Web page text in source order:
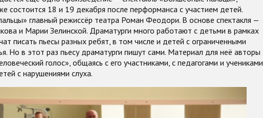
состоится 18 и 19 декабря после перформанса с участием детей.
главный режиссёр театра Роман Феодори. В основе спектакля —
и Марии Зелинской. Драматурги много работают с детьми в рамках
писать пьесы разных ребят, в том числе и детей с ограниченными
Но в этот раз пьесу драматурги пишут сами. Материал для неё авторы
голос», общаясь с его участниками, с педагогами и учениками
с нарушениями слуха.